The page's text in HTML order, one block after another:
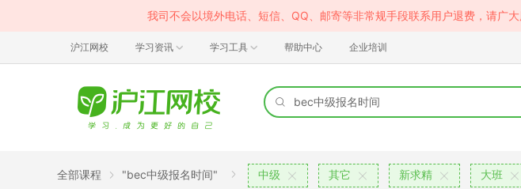
我司不会以境外电话、短信、QQ、邮寄等非常规手段联系用户退费，请广
沪江网校 学习资讯 学习工具 帮助中心 企业培训
全部课程 "bec中级报名时间" 中级 其它 新求精 大班